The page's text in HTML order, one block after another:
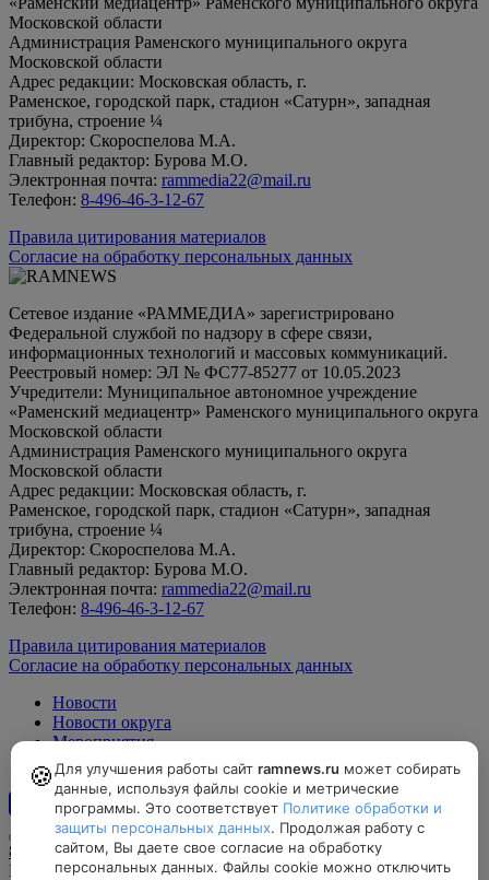
Московской области
Администрация Раменского муниципального округа
Московской области
Адрес редакции: Московская область, г.
Раменское, городской парк, стадион «Сатурн», западная
трибуна, строение ¼
Директор: Скороспелова М.А.
Главный редактор: Бурова М.О.
Электронная почта: rammedia22@mail.ru
Телефон: 8-496-46-3-12-67
Правила цитирования материалов
Согласие на обработку персональных данных
Сетевое издание «РАММЕДИА» зарегистрировано
Федеральной службой по надзору в сфере связи,
информационных технологий и массовых коммуникаций.
Реестровый номер: ЭЛ № ФС77-85277 от 10.05.2023
Учредители: Муниципальное автономное учреждение
«Раменский медиацентр» Раменского муниципального округа
Московской области
Администрация Раменского муниципального округа
Московской области
Адрес редакции: Московская область, г.
Раменское, городской парк, стадион «Сатурн», западная
трибуна, строение ¼
Директор: Скороспелова М.А.
Главный редактор: Бурова М.О.
Электронная почта: rammedia22@mail.ru
Телефон: 8-496-46-3-12-67
Правила цитирования материалов
Согласие на обработку персональных данных
Новости
Новости округа
Мероприятия
Официально
12+
8-496-46-3-12-67, rammedia22@mail.ru
Московская область, г. Раменское, городской парк, стадион
🍪 Для улучшения работы сайт ramnews.ru может собирать
данные, используя файлы cookie и метрические
программы. Это соответствует Политике обработки и
защиты персональных данных. Продолжая работу с
сайтом, Вы даете свое согласие на обработку
персональных данных. Файлы cookie можно отключить